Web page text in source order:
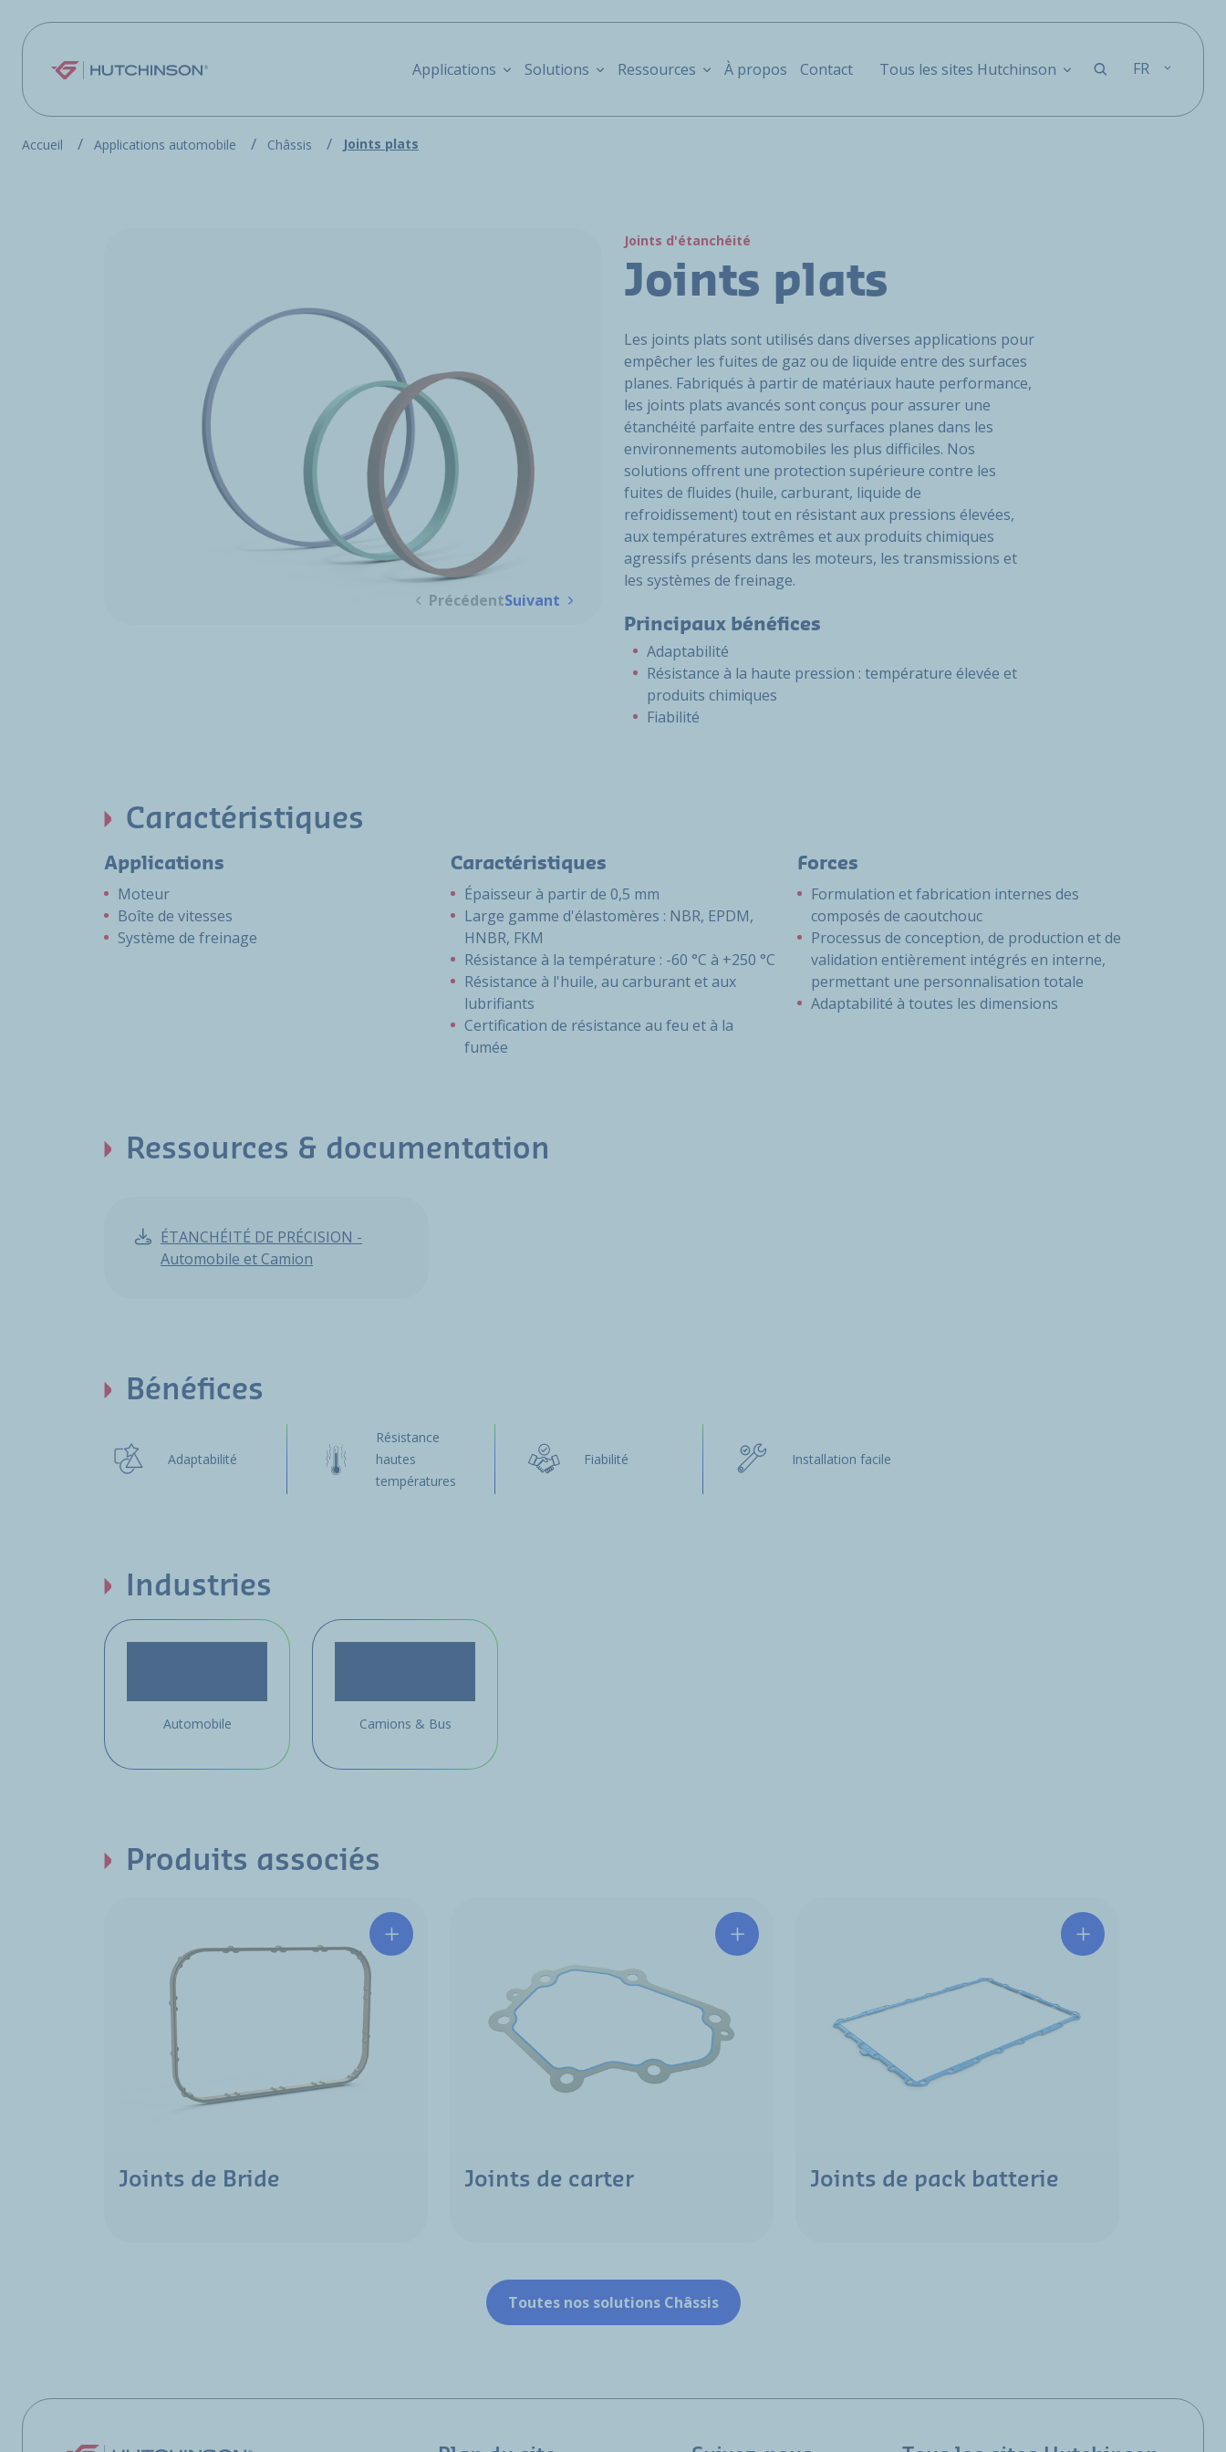
Aller au contenu principal
Applications Solutions Ressources À propos Contact Tous les sites Hutchinson FR
Accueil Applications automobile Châssis Joints plats
PrécédentSuivant
Joints d'étanchéité
Joints plats
Les joints plats sont utilisés dans diverses applications pour
empêcher les fuites de gaz ou de liquide entre des surfaces
planes. Fabriqués à partir de matériaux haute performance,
les joints plats avancés sont conçus pour assurer une
étanchéité parfaite entre des surfaces planes dans les
environnements automobiles les plus difficiles. Nos
solutions offrent une protection supérieure contre les
fuites de fluides (huile, carburant, liquide de
refroidissement) tout en résistant aux pressions élevées,
aux températures extrêmes et aux produits chimiques
agressifs présents dans les moteurs, les transmissions et
les systèmes de freinage.
Principaux bénéfices
Adaptabilité
Résistance à la haute pression : température élevée et
produits chimiques
Fiabilité
Caractéristiques
Applications
Moteur
Boîte de vitesses
Système de freinage
Caractéristiques
Épaisseur à partir de 0,5 mm
Large gamme d'élastomères : NBR, EPDM,
HNBR, FKM
Résistance à la température : -60 °C à +250 °C
Résistance à l'huile, au carburant et aux
lubrifiants
Certification de résistance au feu et à la
fumée
Forces
Formulation et fabrication internes des
composés de caoutchouc
Processus de conception, de production et de
validation entièrement intégrés en interne,
permettant une personnalisation totale
Adaptabilité à toutes les dimensions
Ressources & documentation
ÉTANCHÉITÉ DE PRÉCISION -
Automobile et Camion
Bénéfices
Adaptabilité
Résistance
hautes
températures
Fiabilité Installation facile
Industries
Automobile Camions & Bus
Produits associés
Joints de Bride Joints de carter Joints de pack batterie
Toutes nos solutions Châssis